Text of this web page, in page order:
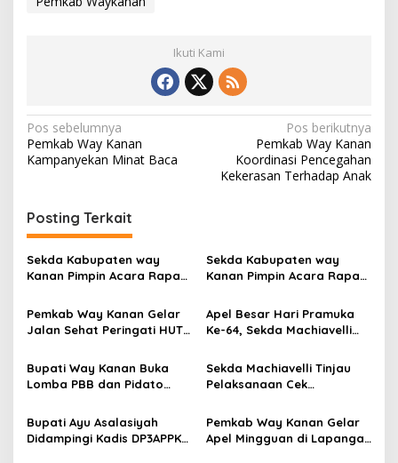
Ikuti Kami
N
a
i
g
a
s
i
p
s
Pos sebelumnya
Pemkab Way Kanan
Kampanyekan Minat Baca
Pos berikutnya
Pemkab Way Kanan
Koordinasi Pencegahan
Kekerasan Terhadap Anak
Posting Terkait
Sekda Kabupaten way
Kanan Pimpin Acara Rapat
Pangeran Tuha
Sekda Kabupaten way
Kanan Pimpin Acara Rapat
Pangeran Tuha
Pemkab Way Kanan Gelar
Jalan Sehat Peringati HUT
Apel Besar Hari Pramuka
Ke-64, Sekda Machiavelli
Ketahanan Bangsa
Bupati Way Kanan Buka
Lomba PBB dan Pidato
Semangat Pelestarian
Budaya
Sekda Machiavelli Tinjau
Pelaksanaan Cek
Bupati Ayu Asalasiyah
Didampingi Kadis DP3APPKB
Pemkab Way Kanan Gelar
Apel Mingguan di Lapangan